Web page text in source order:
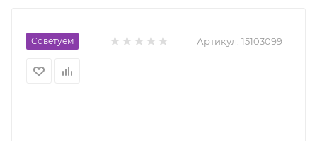
Советуем Артикул: 15103099